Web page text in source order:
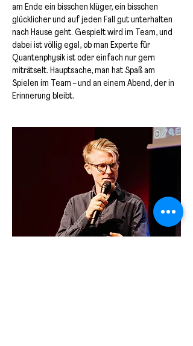
am Ende ein bisschen klüger, ein bisschen
glücklicher und auf jeden Fall gut unterhalten
nach Hause geht. Gespielt wird im Team, und
dabei ist völlig egal, ob man Experte für
Quantenphysik ist oder einfach nur gern
miträtselt. Hauptsache, man hat Spaß am
Spielen im Team – und an einem Abend, der in
Erinnerung bleibt.